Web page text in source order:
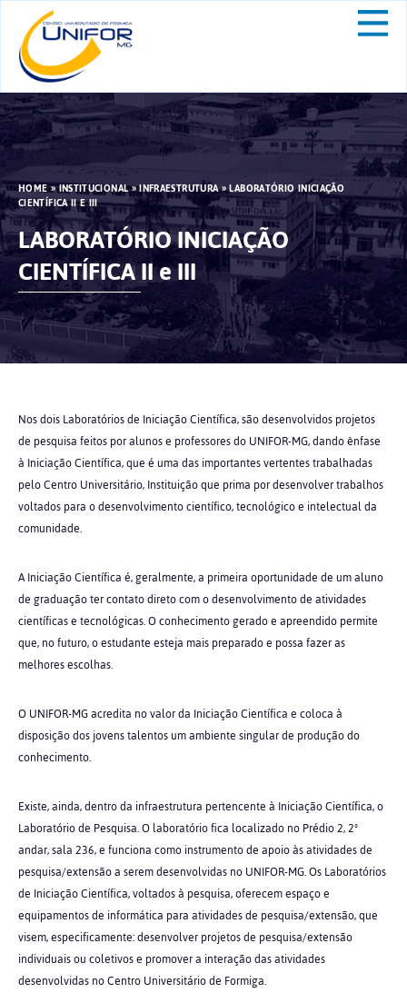
HOME»INSTITUCIONAL»INFRAESTRUTURA»LABORATÓRIO INICIAÇÃO
CIENTÍFICA II E III
LABORATÓRIO INICIAÇÃO
CIENTÍFICA II e III
Nos dois Laboratórios de Iniciação Científica, são desenvolvidos projetos
de pesquisa feitos por alunos e professores do UNIFOR-MG, dando ênfase
à Iniciação Científica, que é uma das importantes vertentes trabalhadas
pelo Centro Universitário, Instituição que prima por desenvolver trabalhos
voltados para o desenvolvimento científico, tecnológico e intelectual da
comunidade.
A Iniciação Científica é, geralmente, a primeira oportunidade de um aluno
de graduação ter contato direto com o desenvolvimento de atividades
científicas e tecnológicas. O conhecimento gerado e apreendido permite
que, no futuro, o estudante esteja mais preparado e possa fazer as
melhores escolhas.
O UNIFOR-MG acredita no valor da Iniciação Científica e coloca à
disposição dos jovens talentos um ambiente singular de produção do
conhecimento.
Existe, ainda, dentro da infraestrutura pertencente à Iniciação Científica, o
Laboratório de Pesquisa. O laboratório fica localizado no Prédio 2, 2º
andar, sala 236, e funciona como instrumento de apoio às atividades de
pesquisa/extensão a serem desenvolvidas no UNIFOR-MG. Os Laboratórios
de Iniciação Científica, voltados à pesquisa, oferecem espaço e
equipamentos de informática para atividades de pesquisa/extensão, que
visem, especificamente: desenvolver projetos de pesquisa/extensão
individuais ou coletivos e promover a interação das atividades
desenvolvidas no Centro Universitário de Formiga.